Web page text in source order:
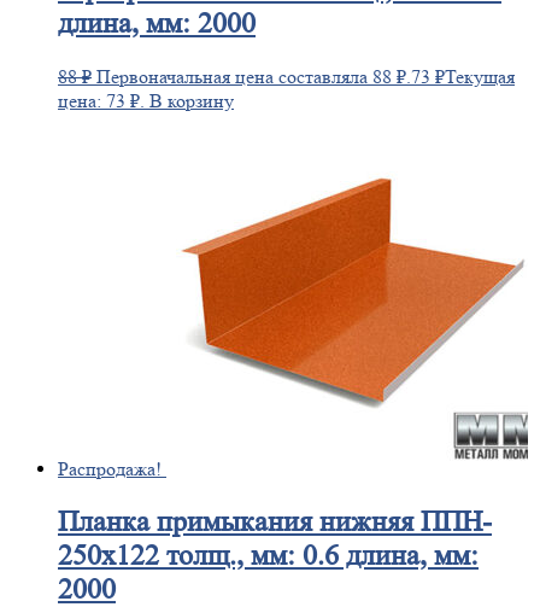
длина, мм: 2000
88₽ Первоначальная цена составляла 88 ₽. 73 ₽Текущая
цена: 73 ₽. В корзину
Распродажа!
Планкапримыкания нижняя ППН-
250х122 толщ., мм: 0.6 длина, мм:
2000